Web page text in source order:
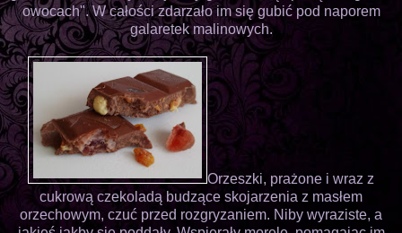
owocach". W całości zdarzało im się gubić pod naporem
galaretek malinowych.
Orzeszki, prażone i wraz z
cukrową czekoladą budzące skojarzenia z masłem
orzechowym, czuć przed rozgryzaniem. Niby wyraziste, a